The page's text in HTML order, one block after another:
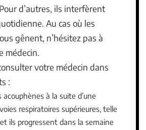
d’autres, ils interfèrent
Au cas où les
gênent, n’hésitez pas à
médecin.
votre médecin dans
:
acouphènes à la suite d’une
respiratoires supérieures, telle
ils progressent dans la semaine